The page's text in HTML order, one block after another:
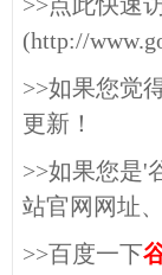
(http://
>>如果您觉
更新！
>>如果您是'
站官网网址
>>百度一下